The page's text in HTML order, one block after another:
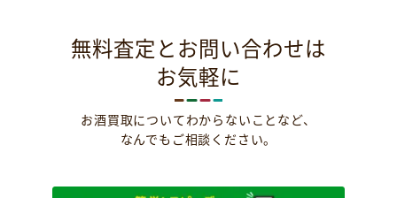
無料査定とお問い合わせは
お気軽に
お酒買取についてわからないことなど、
なんでもご相談ください。